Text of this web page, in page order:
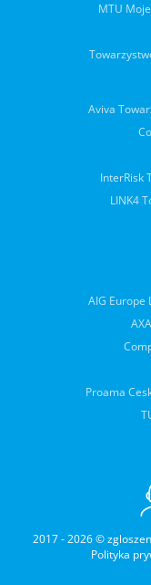
MTU
Aviva
InterRisk
LINK4
AIG Europe
Proama
2017 - 2026 ©
Polityka